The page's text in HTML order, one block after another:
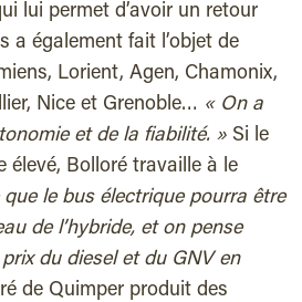
lui permet d’avoir un retour
a également fait l’objet de
Lorient, Agen, Chamonix,
Nice et Grenoble… «On a
et de la fiabilité. » Si le
élevé, Bolloré travaille à le
le bus électrique pourra être
de l’hybride, et on pense
du diesel et du GNV en
de Quimper produit des